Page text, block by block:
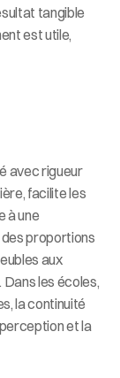
tangible
est utile,
avec rigueur
facilite les
à une
proportions
aux
les écoles,
la continuité
et la